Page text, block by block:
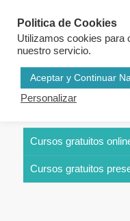
Cursos gratuitos
Cursos gratuitos
Politica de Cookies
Utilizamos cookies para
nuestro servicio.
Aceptar y Continuar
Personalizar